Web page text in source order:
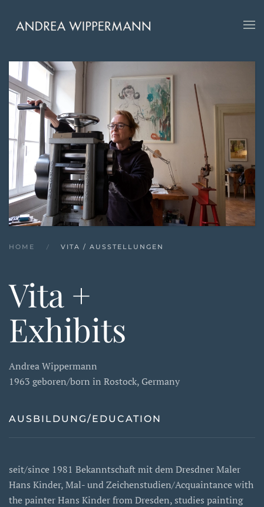
Skip
content
HOME VITA / AUSSTELLUNGEN
Vita +
Exhibits
Andrea Wippermann
1963 geboren/born in Rostock, Germany
AUSBILDUNG/EDUCATION
seit/since 1981 Bekanntschaft mit dem Dresdner Maler
Hans Kinder, Mal- und Zeichenstudien/Acquaintance with
the painter Hans Kinder from Dresden, studies painting